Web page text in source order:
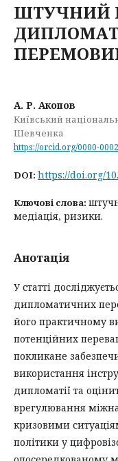
ШТУЧНИЙ
А. Р. Акопов
Київський
Шевченка
https://orcid.org/0000-
DOI: https://doi.org/
Ключові слова:
медіація, ризики.
Анотація
У статті
дипломатичних
його практичному
потенційних
покликане
використання
дипломатії та
врегулювання
кризовими
політики у